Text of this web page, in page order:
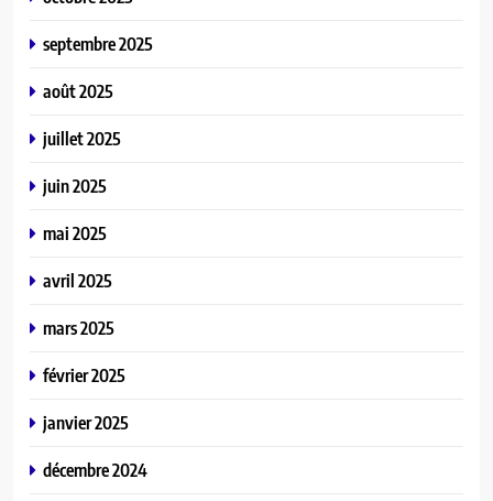
septembre 2025
août 2025
juillet 2025
juin 2025
mai 2025
avril 2025
mars 2025
février 2025
janvier 2025
décembre 2024